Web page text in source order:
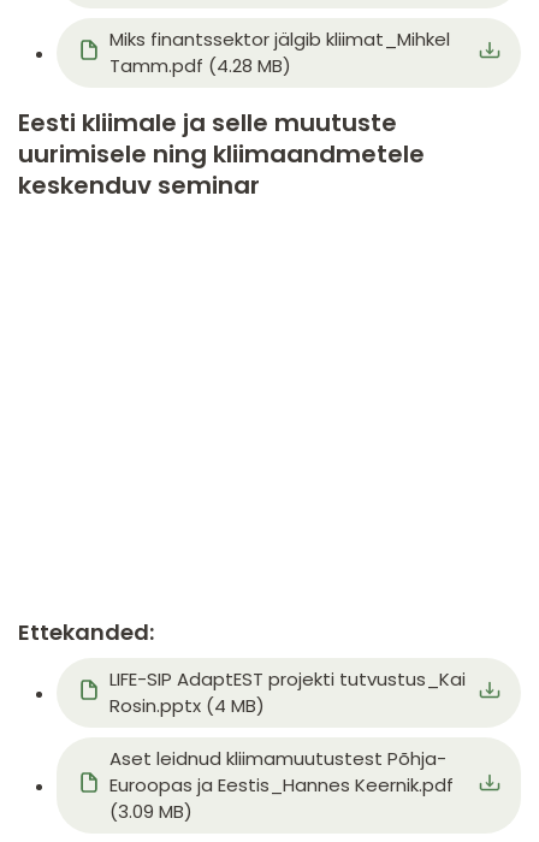
DocumentMiks finantssektor jälgib kliimat_Mihkel
Tamm.pdf (4.28 MB)
Eesti kliimale ja selle muutuste
uurimisele ning kliimaandmetele
keskenduv seminar
Ettekanded:
DocumentLIFE-SIP AdaptEST projekti tutvustus_Kai
Rosin.pptx (4 MB)
DocumentAset leidnud kliimamuutustest Põhja-
Euroopas ja Eestis_Hannes Keernik.pdf
(3.09 MB)